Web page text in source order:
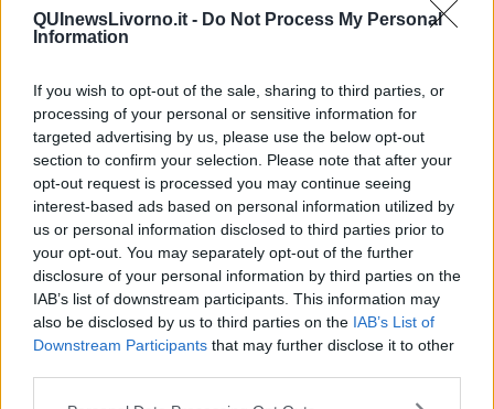
QUInewsLivorno.it - Do Not Process My Personal
Information
If you wish to opt-out of the sale, sharing to third parties, or
processing of your personal or sensitive information for
targeted advertising by us, please use the below opt-out
section to confirm your selection. Please note that after your
opt-out request is processed you may continue seeing
interest-based ads based on personal information utilized by
us or personal information disclosed to third parties prior to
your opt-out. You may separately opt-out of the further
disclosure of your personal information by third parties on the
IAB’s list of downstream participants. This information may
also be disclosed by us to third parties on the IAB’s List of
Downstream Participants that may further disclose it to other
Foto di repertorio
Un operaio di 50 si è ferito ad una gamba. Sul posto
COLLESALVETTI —Questa mattina, 2 Giugno, si è verificato un
incidente sul lavoro nella raffineria Eni di Stagno.
Un uomo di circa 50 anni, rumeno, ha riportato fratture ad una
gamba.
Al momento non si conosce la dinamica dell'incidente.